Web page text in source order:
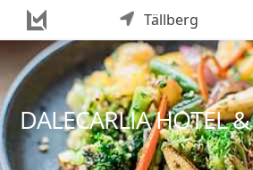
Tällberg
DALECARLIA HOTEL